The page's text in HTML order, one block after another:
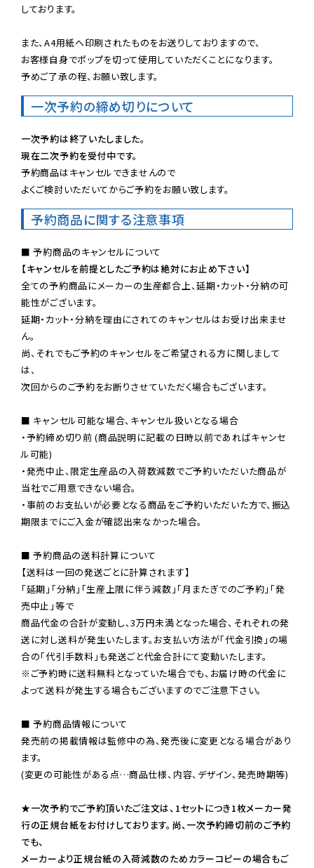
しております。
また、A4用紙へ印刷されたものをお送りしておりますので、
お客様自身でポップを切って使用していただくことになります。
予めご了承の程、お願い致します。
一次予約の締め切りについて
一次予約は終了いたしました。
現在二次予約を受付中です。
予約商品はキャンセルできませんので
よくご検討いただいてからご予約をお願い致します。
予約商品に関する注意事項
【キャンセルを前提としたご予約は絶対にお止め下さい】
全ての予約商品にメーカーの生産都合上、延期・カット・分納の可
能性がございます。
延期・カット・分納を理由にされてのキャンセルはお受け出来ませ
ん。
尚、それでもご予約のキャンセルをご希望される方に関しまして
は、
次回からのご予約をお断りさせていただく場合もございます。
■ キャンセル可能な場合、キャンセル扱いとなる場合
・予約締め切り前 (商品説明に記載の日時以前であればキャンセ
ル可能)
・発売中止、限定生産品の入荷数減数でご予約いただいた商品が
当社でご用意できない場合。
・事前のお支払いが必要となる商品をご予約いただいた方で、振込
期限までにご入金が確認出来なかった場合。
■ 予約商品の送料計算について
【送料は一回の発送ごとに計算されます】
「延期」「分納」「生産上限に伴う減数」「月またぎでのご予約」「発
売中止」等で
商品代金の合計が変動し、3万円未満となった場合、それぞれの発
送に対し送料が発生いたします。お支払い方法が「代金引換」の場
※ご予約時に送料無料となっていた場合でも、お届け時の代金に
よって送料が発生する場合もございますのでご注意下さい。
■ 予約商品情報について
発売前の掲載情報は監修中の為、発売後に変更となる場合があり
ます。
(変更の可能性がある点…商品仕様、内容、デザイン、発売時期等)
★一次予約でご予約頂いたご注文は、1セットにつき1枚メーカー発
行の正規台紙をお付けしております。尚、一次予約締切前のご予約
でも、
メーカーより正規台紙の入荷減数のためカラーコピーの場合もご